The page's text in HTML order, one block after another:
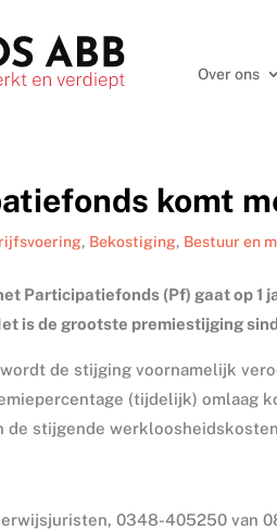
Over ons
komt
, Bekostiging, Bestuur en
Participatiefonds (Pf) gaat op 1
is de grootste premiestijging
de stijging voornamelijk
(tijdelijk) omlaag
de stijgende
0348-405250 van